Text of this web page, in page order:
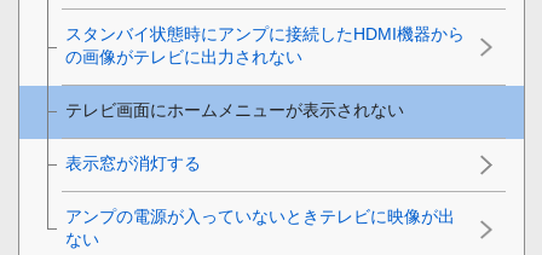
スタンバイ状態時にアンプに接続したHDMI機器から
の画像がテレビに出力されない
テレビ画面にホームメニューが表示されない
表示窓が消灯する
アンプの電源が入っていないときテレビに映像が出
ない